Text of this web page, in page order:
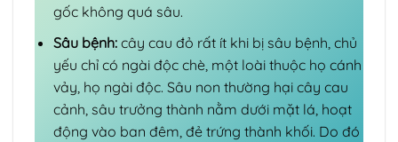
gốc không quá sâu.
Sâu bệnh:cây cau đỏ rất ít khi bị sâu bệnh, chủ
yếu chỉ có ngài độc chè, một loài thuộc họ cánh
vảy, họ ngài độc. Sâu non thường hại cây cau
cảnh, sâu trưởng thành nằm dưới mặt lá, hoạt
động vào ban đêm, đẻ trứng thành khối. Do đó